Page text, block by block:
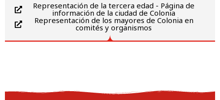
Representación de la tercera edad - Página de
información de la ciudad de Colonia
Representación de los mayores de Colonia en
comités y organismos